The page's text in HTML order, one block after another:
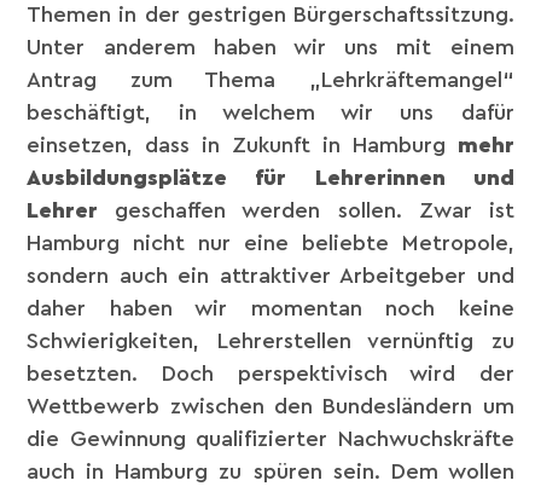
Themen in der gestrigen Bürgerschaftssitzung.
Unter anderem haben wir uns mit einem
Antrag zum Thema „Lehrkräftemangel“
beschäftigt, in welchem wir uns dafür
einsetzen, dass in Zukunft in Hamburg mehr
Ausbildungsplätze für Lehrerinnen und
Lehrer geschaffen werden sollen. Zwar ist
Hamburg nicht nur eine beliebte Metropole,
sondern auch ein attraktiver Arbeitgeber und
daher haben wir momentan noch keine
Schwierigkeiten, Lehrerstellen vernünftig zu
besetzten. Doch perspektivisch wird der
Wettbewerb zwischen den Bundesländern um
die Gewinnung qualifizierter Nachwuchskräfte
auch in Hamburg zu spüren sein. Dem wollen